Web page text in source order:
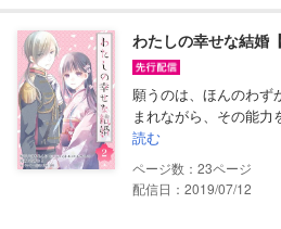
わたしの幸せな結婚
願うのは、ほんのわず
まれながら、その能
読む
23
配信日：2019/07/12